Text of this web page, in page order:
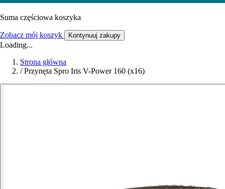
Suma częściowa koszyka
Zobacz mój koszyk Kontynuuj zakupy
Loading...
Strona główna
/ Przynęta Spro Iris V-Power 160 (x16)